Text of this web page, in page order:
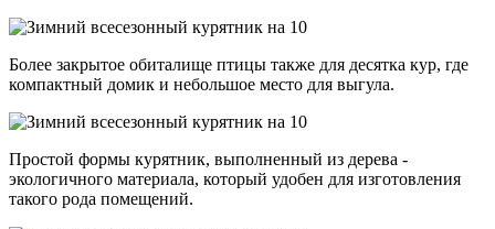
Более закрытое обиталище птицы также для десятка кур, где
компактный домик и небольшое место для выгула.
Простой формы курятник, выполненный из дерева -
экологичного материала, который удобен для изготовления
такого рода помещений.